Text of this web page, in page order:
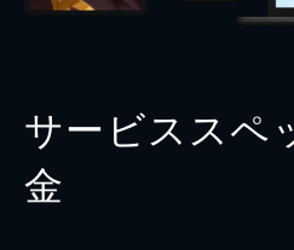
サービススペ
金